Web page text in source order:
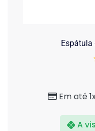
Espátula
Em até
A